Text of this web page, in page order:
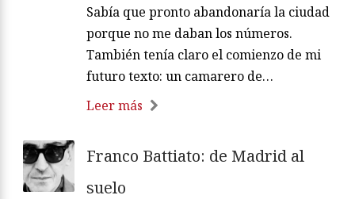
Sabía que pronto abandonaría la ciudad
porque no me daban los números.
También tenía claro el comienzo de mi
futuro texto: un camarero de…
Leer más
Franco Battiato: de Madrid al
suelo